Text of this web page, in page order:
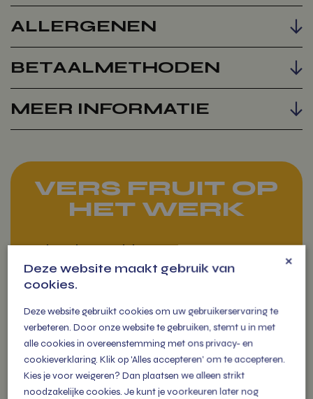
ALLERGENEN
BETAALMETHODEN
MEER INFORMATIE
VERS FRUIT OP
HET WERK
Fruit op het werk levert zorgt
voor extra fitte en vitale
medewerkers die als een
VITAMIENTJE
×
Deze website maakt gebruik van
cookies.
Deze website gebruikt cookies om uw gebruikerservaring te
verbeteren. Door onze website te gebruiken, stemt u in met
alle cookies in overeenstemming met ons privacy- en
cookieverklaring. Klik op 'Alles accepteren' om te accepteren.
Kies je voor weigeren? Dan plaatsen we alleen strikt
noodzakelijke cookies. Je kunt je voorkeuren later nog